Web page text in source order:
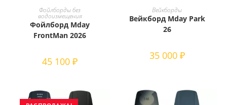
В КОРЗИНУ
Фойлборды без
водоизмещения
Фойлборд Mday
FrontMan 2026
45 100₽
ВЫБЕРИТЕ ПАРАМЕТРЫ
товар
имеет
несколько
вариаций.
Опции
на
Вейкборды
Вейкборд Mday Park
26
35 000 ₽